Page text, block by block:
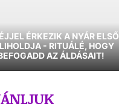
ÉRKEZIK A NYÁR ELSŐ
- RITUÁLÉ, HOGY
AZ ÁLDÁSAIT!